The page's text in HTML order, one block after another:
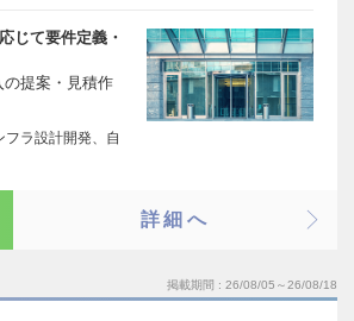
じて要件定義・
の提案・見積作
ラ設計開発、自
詳細へ
掲載期間 26/08/05～26/08/18